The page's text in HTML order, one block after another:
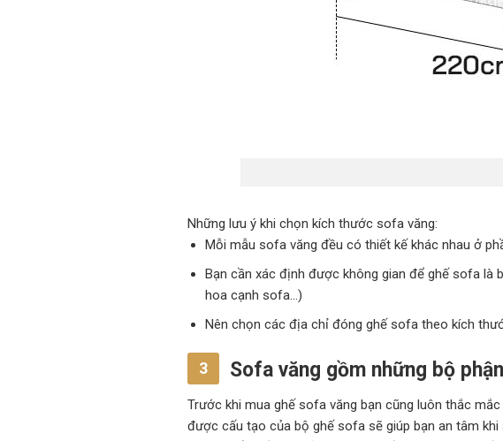
Những lưu ý khi chọn kích thước sofa văng:
Mỗi mẫu sofa văng đều có thiết kế khác nhau ở
Bạn cần xác định được không gian để ghế sofa là
hoa cạnh sofa…)
Nên chọn các địa chỉ đóng ghế sofa theo kích
3 Sofa văng gồm những bộ
Trước khi mua ghế sofa văng bạn cũng luôn thắc
được cấu tạo của bộ ghế sofa sẽ giúp bạn an tâm